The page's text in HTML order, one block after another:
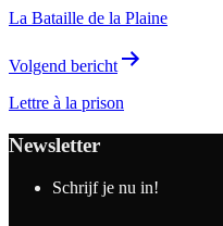
La Bataille de la Plaine
Volgend bericht
Lettre à la prison
Newsletter
Schrijf je nu in!